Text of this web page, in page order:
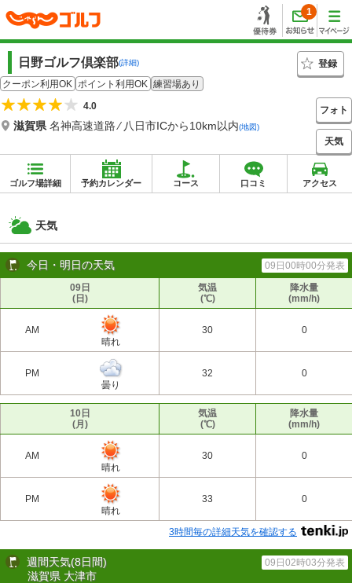
1
日野ゴルフ倶楽部(詳細)
登録
クーポン利用OK ポイント利用OK 練習場あり
4.0
滋賀県 名神高速道路 ⁄ 八日市ICから10km以内(地図)
フォト
天気
ゴルフ場詳細 予約カレンダー コース 口コミ アクセス
天気
今日・明日の天気
09日00時00分発表
09日
(日)
気温
(℃)
降水量
(mm/h)
AM
晴れ
30 0
PM
曇り
32 0
10日
(月)
気温
(℃)
降水量
(mm/h)
AM
晴れ
30 0
PM
晴れ
33 0
3時間毎の詳細天気を確認する
週間天気(8日間)
滋賀県 大津市
09日02時03分発表